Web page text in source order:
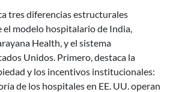
tres diferencias estructurales
modelo hospitalario de India,
Health, y el sistema
Unidos. Primero, destaca la
y los incentivos institucionales:
de los hospitales en EE. UU. operan